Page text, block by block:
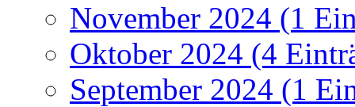
November 2024 (1
Oktober 2024 (4
September 2024 (1